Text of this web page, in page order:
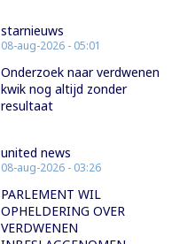
starnieuws
08-aug-2026 - 05:01
Onderzoek naar verdwenen
kwik nog altijd zonder
resultaat
united news
08-aug-2026 - 03:26
PARLEMENT WIL
OPHELDERING OVER
VERDWENEN